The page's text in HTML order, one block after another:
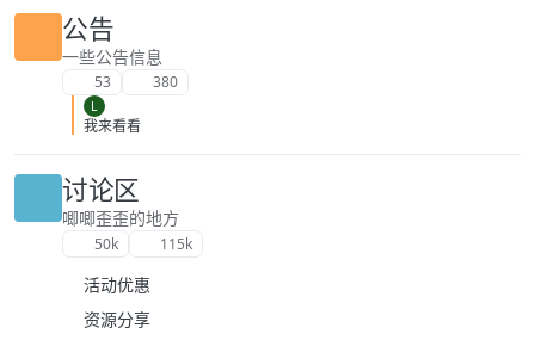
公告
一些公告信息
53 380
L
我来看看
讨论区
唧唧歪歪的地方
50k 115k
活动优惠
资源分享